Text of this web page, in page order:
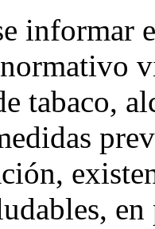
informar
tabaco,